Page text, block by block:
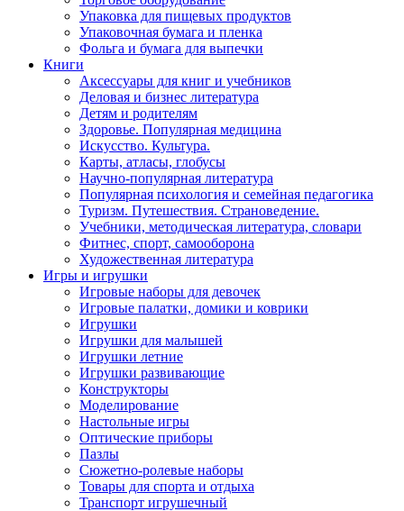
Упаковка для пищевых продуктов
Упаковочная бумага и пленка
Фольга и бумага для выпечки
Книги
Аксессуары для книг и учебников
Деловая и бизнес литература
Детям и родителям
Здоровье. Популярная медицина
Искусство. Культура.
Карты, атласы, глобусы
Научно-популярная литература
Популярная психология и семейная педагогика
Туризм. Путешествия. Страноведение.
Учебники, методическая литература, словари
Фитнес, спорт, самооборона
Художественная литература
Игры и игрушки
Игровые наборы для девочек
Игровые палатки, домики и коврики
Игрушки
Игрушки для малышей
Игрушки летние
Игрушки развивающие
Конструкторы
Моделирование
Настольные игры
Оптические приборы
Пазлы
Сюжетно-ролевые наборы
Товары для спорта и отдыха
Транспорт игрушечный